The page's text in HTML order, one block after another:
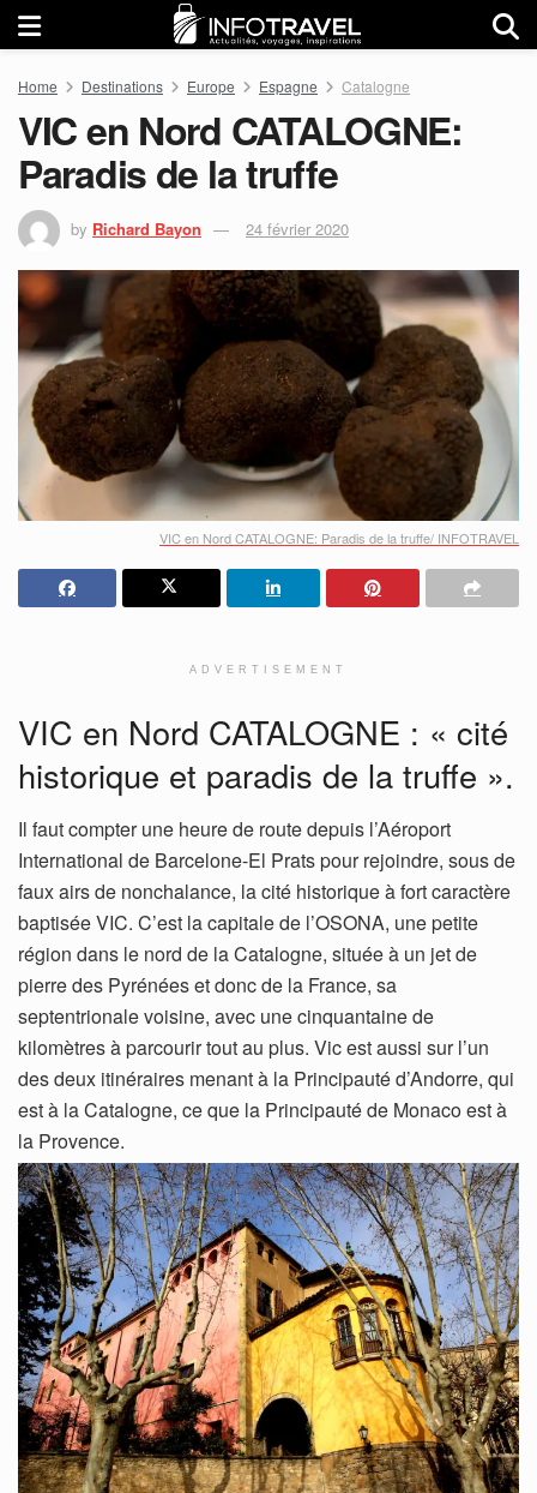
Home Destinations Europe Espagne Catalogne
VIC en Nord CATALOGNE:
Paradis de la truffe
by Richard Bayon 24 février 2020
VIC en Nord CATALOGNE: Paradis de la truffe/ INFOTRAVEL
ADVERTISEMENT
VIC en Nord CATALOGNE : « cité
historique et paradis de la truffe ».
Il faut compter une heure de route depuis l’Aéroport
International de Barcelone-El Prats pour rejoindre, sous de
faux airs de nonchalance, la cité historique à fort caractère
baptisée VIC. C’est la capitale de l’OSONA, une petite
région dans le nord de la Catalogne, située à un jet de
pierre des Pyrénées et donc de la France, sa
septentrionale voisine, avec une cinquantaine de
kilomètres à parcourir tout au plus. Vic est aussi sur l’un
des deux itinéraires menant à la Principauté d’Andorre, qui
est à la Catalogne, ce que la Principauté de Monaco est à
la Provence.